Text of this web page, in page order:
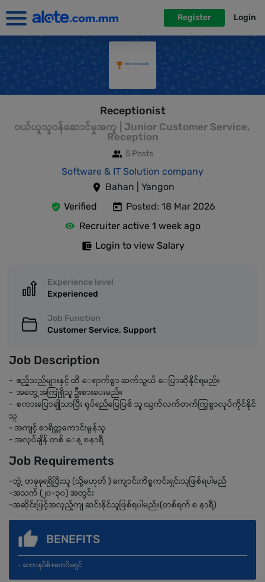
Register Login
Receptionist
ဝယ်ယူသူဝန်ဆောင်မှုအကူ | Junior Customer Service,
Reception
5 Posts
Software & IT Solution company
Bahan | Yangon
Verified
Posted: 18 Mar 2026
Recruiter active 1 week ago
Login to view Salary
Experience level
Experienced
Job Function
Customer Service, Support
Job Description
- ဧည့်သည်များနှင့် ထိ ေရာက်စွာ ဆက်သွယ် ေပြာဆိုနိုင်ရမည်။
- အတွေ့အကြုံရှိသူ ဦးစားပေးမည်။
- စကားပြောချိုသာပြီး ရုပ်ရည်ပြေပြစ် သူ ၊သွက်လက်တက်ကြွစွာလုပ်ကိုင်နိုင်
သူ
- အကျင့် စာရိတ္တကောင်းမွန်သူ
- အလုပ်ချိန် တစ် ေန့ ၈နာရီ
Job Requirements
-ဘွဲ့ တခုခုရရှိပြီးသူ (သို့မဟုတ် ) ကျောင်းကိစ္စကင်းရှင်းသူဖြစ်ရပါမည်
-အသက် (၂၀-၃၀) အတွင်း
-အဆိုင်းဖြင့်အလှည့်ကျ ဆင်းနိုင်သူဖြစ်ရပါမည်။(တစ်ရက် ၈ နာရီ)
BENEFITS
- ဘောနပ်စ်+ကော်မရှင်